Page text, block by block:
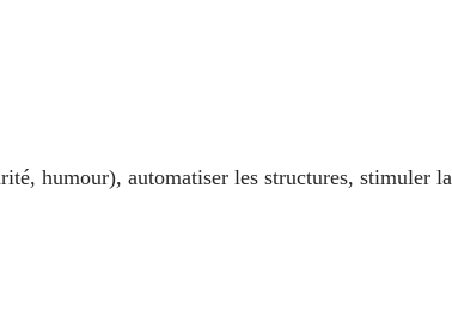
humour), automatiser les structures, stimuler la